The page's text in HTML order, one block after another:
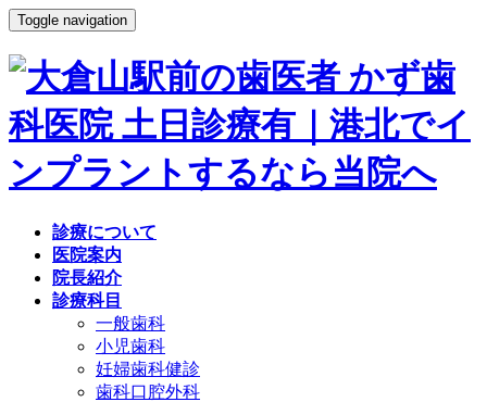
Toggle navigation
診療について
医院案内
院長紹介
診療科目
一般歯科
小児歯科
妊婦歯科健診
歯科口腔外科